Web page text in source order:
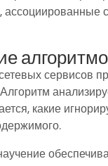
сервисов
какие